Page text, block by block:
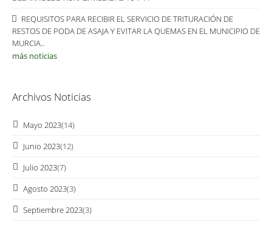
REQUISITOS PARA RECIBIR EL SERVICIO DE TRITURACIÓN DE
RESTOS DE PODA DE ASAJA Y EVITAR LA QUEMAS EN EL MUNICIPIO DE
MURCIA..
más noticias
Archivos Noticias
Mayo 2023(14)
Junio 2023(12)
Julio 2023(7)
Agosto 2023(3)
Septiembre 2023(3)